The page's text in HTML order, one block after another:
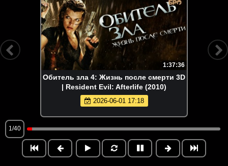
1:37:36
Обитель зла 4: Жизнь после смерти 3D
| Resident Evil: Afterlife (2010)
2026-06-01 17:18
1/40